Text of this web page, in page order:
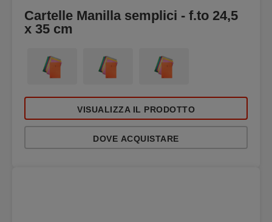
Cartelle Manilla semplici - f.to 24,5
x 35 cm
VISUALIZZA IL PRODOTTO
DOVE ACQUISTARE